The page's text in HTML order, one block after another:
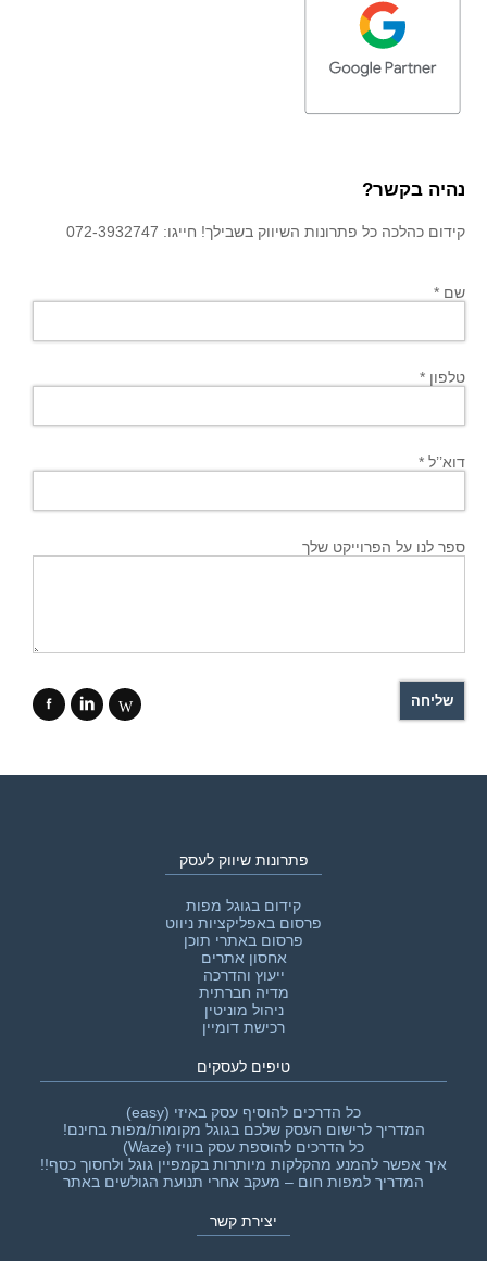
נהיה בקשר?
קידום כהלכה כל פתרונות השיווק בשבילך! חייגו: 072-3932747
שם *
טלפון *
דוא’’ל *
ספר לנו על הפרוייקט שלך
f i W
פתרונות שיווק לעסק
קידום בגוגל מפות
פרסום באפליקציות ניווט
פרסום באתרי תוכן
אחסון אתרים
ייעוץ והדרכה
מדיה חברתית
ניהול מוניטין
רכישת דומיין
טיפים לעסקים
כל הדרכים להוסיף עסק באיזי (easy)
המדריך לרישום העסק שלכם בגוגל מקומות/מפות בחינם!
כל הדרכים להוספת עסק בוויז (Waze)
איך אפשר להמנע מהקלקות מיותרות בקמפיין גוגל ולחסוך כסף!!‎
המדריך למפות חום – מעקב אחרי תנועת הגולשים באתר
יצירת קשר